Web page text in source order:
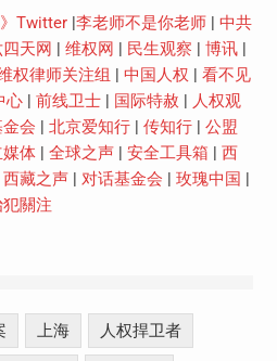
》Twitter| 李老师不是你老师| 中共
四天网 维权网 民生观察 博讯|
权律师关注组 中国人权
看不见
心| 前线卫士| 国际特赦
人权观
会 北京爱知行| 传知行| 公盟
体| 全球之声| 安全工具箱
西
西藏之声| 对话基金会 玫瑰中国
關注
上海 人权捍卫者